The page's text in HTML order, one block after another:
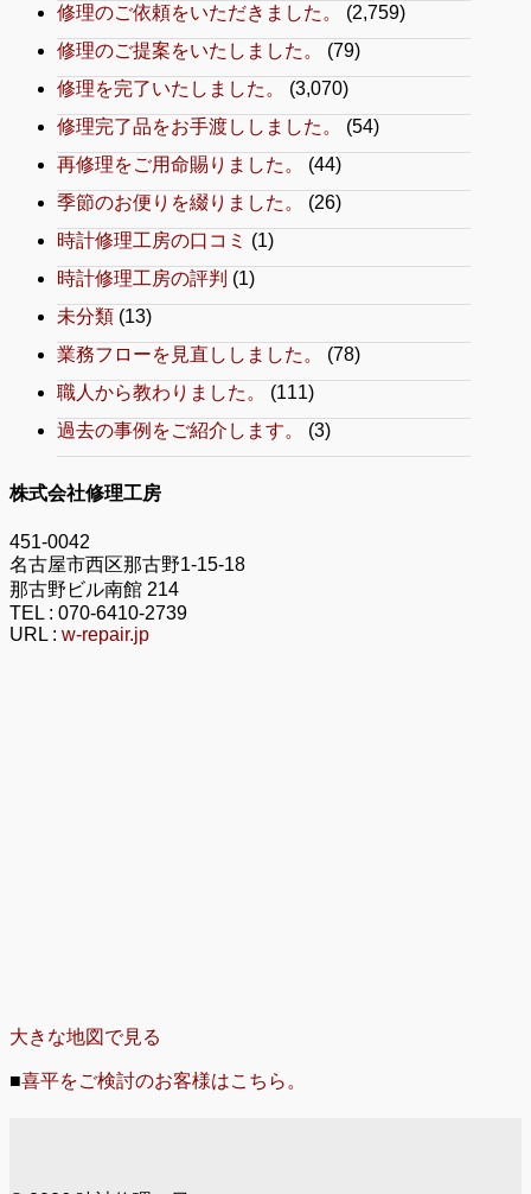
修理のご依頼をいただきました。
(2,759)
修理のご提案をいたしました。
(79)
修理を完了いたしました。
(3,070)
修理完了品をお手渡ししました。
(54)
再修理をご用命賜りました。
(44)
季節のお便りを綴りました。
(26)
時計修理工房の口コミ (1)
時計修理工房の評判 (1)
未分類 (13)
業務フローを見直ししました。
(78)
職人から教わりました。
(111)
過去の事例をご紹介します。
(3)
株式会社修理工房
451-0042
名古屋市西区那古野1-15-18
那古野ビル南館 214
TEL : 070-6410-2739
URL : w-repair.jp
大きな地図で見る
■喜平をご検討のお客様はこちら。